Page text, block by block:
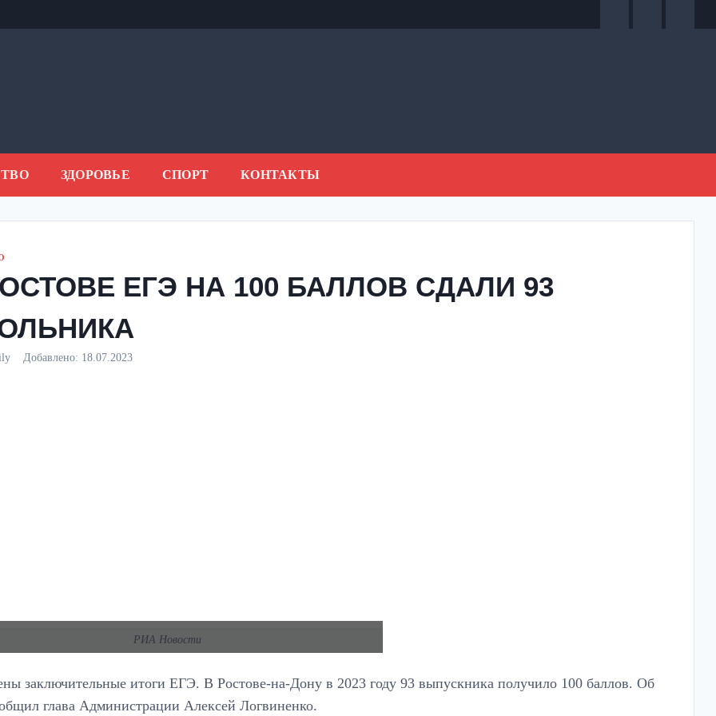
ЗДОРОВЬЕ СПОРТ КОНТАКТЫ
ЕГЭ НА 100 БАЛЛОВ СДАЛИ 93
Добавлено: 18.07.2023
РИА Новости
заключительные итоги ЕГЭ. В Ростове-на-Дону в 2023 году 93 выпускника получило 100 баллов. Об
глава Администрации Алексей Логвиненко.